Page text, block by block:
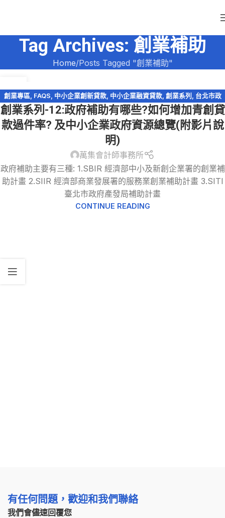
Tag Archives: 創業補助
Home Posts Tagged "創業補助"
5 月
創業專區, FAQS, 中小企業創新貸款, 中小企業融資貸款, 創業系列 , 台北市政
府
政府補助,稅務法規 ,青年創業啟動金,青年創業貸款
創業系列-12:政府補助有哪些?如何增加青創貸
款過件率? 及中小企業政府資源總覽(附影片說
明)
萬集會計師事務所
政府補助主要有三種: 1.SBIR 經濟部中小及新創企業署的創業補
助計畫 2.SIIR 經濟部商業發展署的服務業創業補助計畫 3.SITI
臺北市政府產發局補助計畫
CONTINUE READING
有任何問題，歡迎和我們聯絡
我們會儘速回覆您